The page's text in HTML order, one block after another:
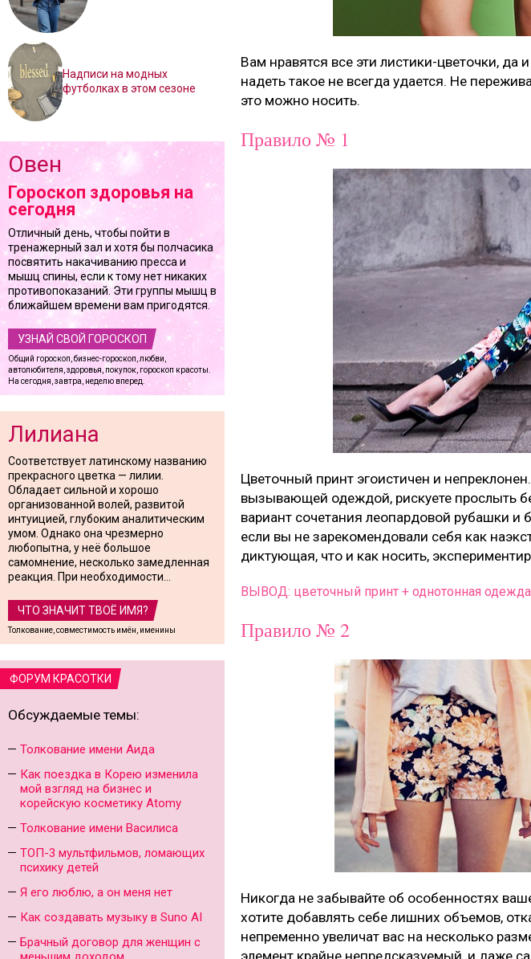
Надписи на модных
футболках в этом сезоне
Овен
Гороскоп здоровья на
сегодня
Отличный день, чтобы пойти в
тренажерный зал и хотя бы полчасика
посвятить накачиванию пресса и
мышц спины, если к тому нет никаких
противопоказаний. Эти группы мышц в
ближайшем времени вам пригодятся.
УЗНАЙ СВОЙ ГОРОСКОП
Общий гороскоп, бизнес-гороскоп, любви,
автолюбителя, здоровья, покупок, гороскоп красоты.
На сегодня, завтра, неделю вперед.
Лилиана
Соответствует латинскому названию
прекрасного цветка — лилии.
Обладает сильной и хорошо
организованной волей, развитой
интуицией, глубоким аналитическим
умом. Однако она чрезмерно
любопытна, у неё большое
самомнение, несколько замедленная
реакция. При необходимости...
ЧТО ЗНАЧИТ ТВОЁ ИМЯ?
Толкование, совместимость имён, именины
ФОРУМ КРАСОТКИ
Обсуждаемые темы:
Толкование имени Аида
Как поездка в Корею изменила
мой взгляд на бизнес и
корейскую косметику Atomy
Толкование имени Василиса
ТОП-3 мультфильмов, ломающих
психику детей
Я его люблю, а он меня нет
Как создавать музыку в Suno AI
Брачный договор для женщин с
Вам нравятся все эти листики-цветочки, да
надеть такое не всегда удается. Не
это можно носить.
Правило № 1
Цветочный принт эгоистичен и
вызывающей одеждой, рискуете прослыть
вариант сочетания леопардовой рубашки
если вы не зарекомендовали себя как
диктующая, что и как носить,
ВЫВОД: цветочный принт + однотонная
Правило № 2
Никогда не забывайте об особенностях
хотите добавлять себе лишних объемов,
непременно увеличат вас на несколько
элемент крайне непредсказуемый, и даже